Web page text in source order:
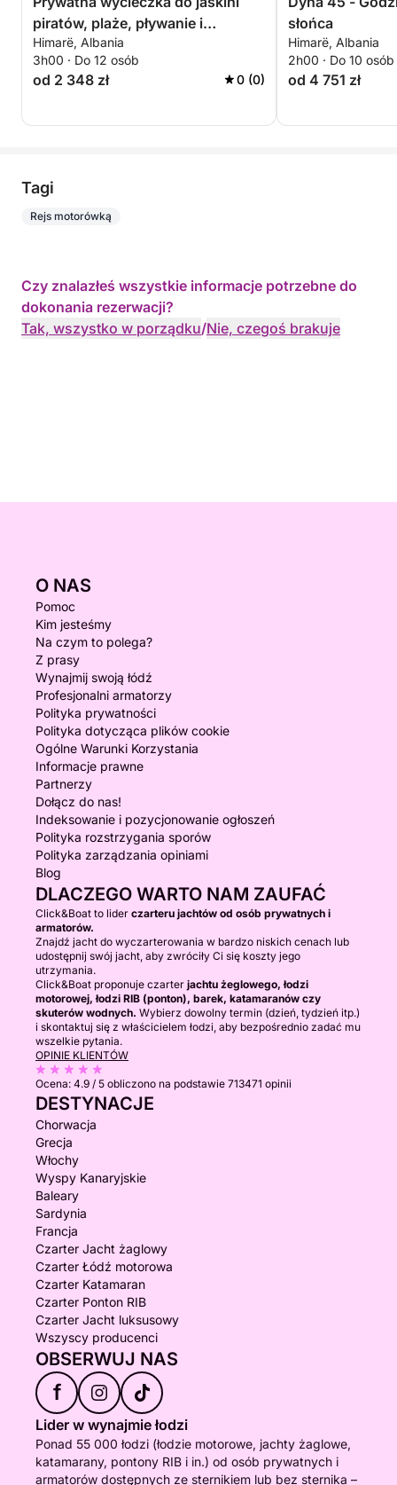
piratów, plaże, pływanie i
nurkowanie z rurką – 3-godzinna
ekskluzywna wycieczka
Himarë, Albania
3h00 · Do 12 osób
od 2 348 zł 0 (0)
słońca
Himarë, Albania
2h00 · Do 10 osób
od 4 751 zł
Tagi
Rejs motorówką
Czy znalazłeś wszystkie informacje potrzebne do
dokonania rezerwacji?
Tak, wszystko w porządku/Nie, czegoś brakuje
O NAS
Pomoc
Kim jesteśmy
Na czym to polega?
Z prasy
Wynajmij swoją łódź
Profesjonalni armatorzy
Polityka prywatności
Polityka dotycząca plików cookie
Ogólne Warunki Korzystania
Informacje prawne
Partnerzy
Dołącz do nas!
Indeksowanie i pozycjonowanie ogłoszeń
Polityka rozstrzygania sporów
Polityka zarządzania opiniami
Blog
DLACZEGO WARTO NAM ZAUFAĆ
Click&Boat to lider czarteru jachtów od osób prywatnych i
armatorów.
Znajdź jacht do wyczarterowania w bardzo niskich cenach lub
udostępnij swój jacht, aby zwróciły Ci się koszty jego
utrzymania.
Click&Boat proponuje czarter jachtu żeglowego, łodzi
motorowej, łodzi RIB (ponton), barek, katamaranów czy
skuterów wodnych. Wybierz dowolny termin (dzień, tydzień itp.)
i skontaktuj się z właścicielem łodzi, aby bezpośrednio zadać mu
wszelkie pytania.
OPINIE KLIENTÓW
Ocena: 4.9 / 5 obliczono na podstawie 713471 opinii
DESTYNACJE
Chorwacja
Grecja
Włochy
Wyspy Kanaryjskie
Baleary
Sardynia
Francja
Czarter Jacht żaglowy
Czarter Łódź motorowa
Czarter Katamaran
Czarter Ponton RIB
Czarter Jacht luksusowy
Wszyscy producenci
OBSERWUJ NAS
f
Lider w wynajmie łodzi
Ponad 55 000 łodzi (łodzie motorowe, jachty żaglowe,
katamarany, pontony RIB i in.) od osób prywatnych i
armatorów dostępnych ze sternikiem lub bez sternika –